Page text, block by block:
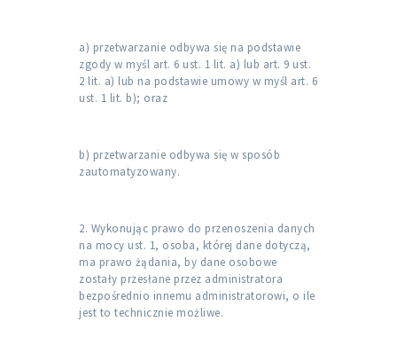
a) przetwarzanie odbywa się na podstawie
zgody w myśl art. 6 ust. 1 lit. a) lub art. 9 ust.
2 lit. a) lub na podstawie umowy w myśl art. 6
ust. 1 lit. b); oraz
b) przetwarzanie odbywa się w sposób
zautomatyzowany.
2. Wykonując prawo do przenoszenia danych
na mocy ust. 1, osoba, której dane dotyczą,
ma prawo żądania, by dane osobowe
zostały przesłane przez administratora
bezpośrednio innemu administratorowi, o ile
jest to technicznie możliwe.